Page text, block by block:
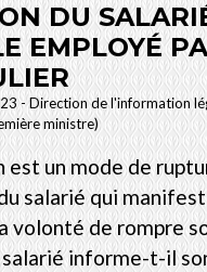
DU
EMPLOYÉ
- Direction de l'information
ministre)
est un mode de
salarié qui
volonté de rompre
informe-t-il